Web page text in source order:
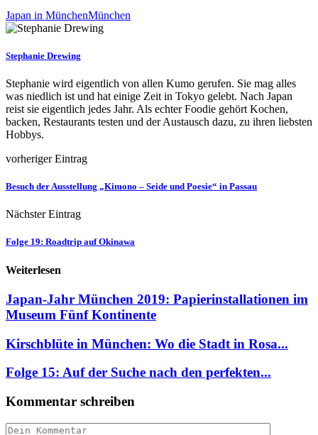
Japan in MünchenMünchen
Stephanie Drewing
Stephanie wird eigentlich von allen Kumo gerufen. Sie mag alles
was niedlich ist und hat einige Zeit in Tokyo gelebt. Nach Japan
reist sie eigentlich jedes Jahr. Als echter Foodie gehört Kochen,
backen, Restaurants testen und der Austausch dazu, zu ihren liebsten
Hobbys.
vorheriger Eintrag
Besuch der Ausstellung „Kimono – Seide und Poesie“ in Passau
Nächster Eintrag
Folge 19: Roadtrip auf Okinawa
Weiterlesen
Japan-Jahr München 2019: Papierinstallationen im
Museum Fünf Kontinente
Kirschblüte in München: Wo die Stadt in Rosa...
Folge 15: Auf der Suche nach den perfekten...
Kommentar schreiben